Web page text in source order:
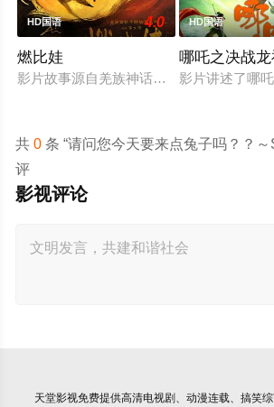
HD国语 4.0
燃比娃
影片故事源自羌族神话，讲述了一只被人
HD国语
哪吒之决战龙
影片讲述了哪
共 0条 “请问您今天要来点兔子吗？？～
评
影视评论
天堂影视免费提供高清电视剧、动漫连载、搞笑